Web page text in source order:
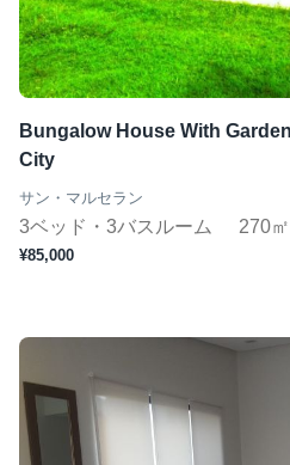
Bungalow House With
City
サン・マルセラン
3ベッド・3バスルーム 270㎡
¥85,000